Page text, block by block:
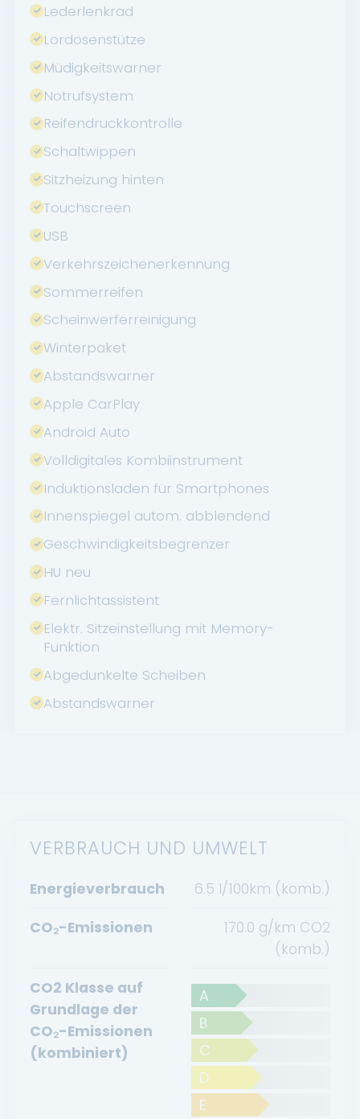
Lederlenkrad
Lordosenstütze
Müdigkeitswarner
Notrufsystem
Reifendruckkontrolle
Schaltwippen
Sitzheizung hinten
Touchscreen
USB
Verkehrszeichenerkennung
Sommerreifen
Scheinwerferreinigung
Winterpaket
Abstandswarner
Apple CarPlay
Android Auto
Volldigitales Kombiinstrument
Induktionsladen für Smartphones
Innenspiegel autom. abblendend
Geschwindigkeitsbegrenzer
HU neu
Fernlichtassistent
Elektr. Sitzeinstellung mit Memory-
Funktion
Abgedunkelte Scheiben
Abstandswarner
VERBRAUCH UND UMWELT
Energieverbrauch
6.5 l/100km (komb.)
CO₂-Emissionen
170.0 g/km CO2
(komb.)
CO2 Klasse auf
Grundlage der
CO₂-Emissionen
(kombiniert)
A
B
C
D
E